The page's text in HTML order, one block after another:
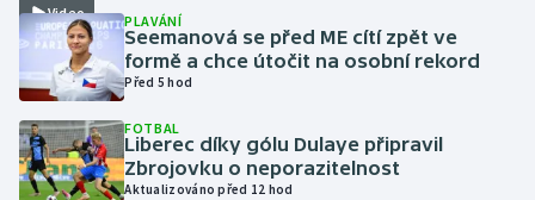
Moderní pětiboj
Motorsport
Olympijské hry
Video PLAVÁNÍ
Seemanová se před ME cítí zpět ve
formě a chce útočit na osobní rekord
Před 5 hod
FOTBAL
Liberec díky gólu Dulaye připravil
Zbrojovku o neporazitelnost
Aktualizováno před 12 hod